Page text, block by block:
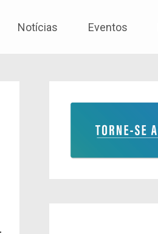
Notícias Eventos